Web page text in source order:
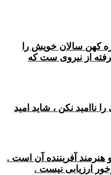
کهن سالان خویش را
از نیروی ست که
ناامید نکن ، شاید امید
هنرمند آفریننده آن است .
ارزیابی نیست .